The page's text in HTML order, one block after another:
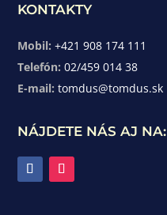
KONTAKTY
Mobil: +421 908 174 111
Telefón: 02/459 014 38
E-mail: tomdus@tomdus.sk
NÁJDETE NÁS AJ NA: